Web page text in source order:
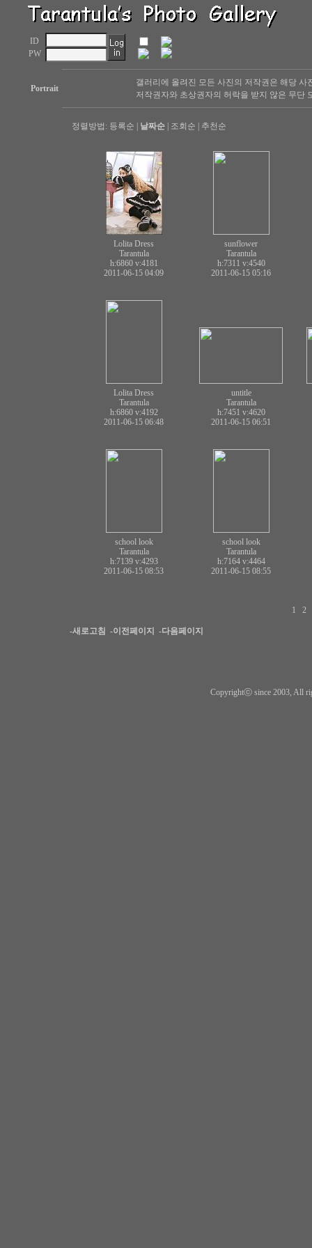
ID
PW
Portrait
갤러리에 올려진 모든 사진의 저작권은 해당
저작권자와 초상권자의 허락을 받지 않은 무단
정렬방법: 등록순 날짜순 조회순 추천순
Lolita Dress
Tarantula
h:6860 v:4181
2011-06-15 04:09
sunflower
Tarantula
h:7311 v:4540
2011-06-15 05:16
Lolita Dress
Tarantula
h:6860 v:4192
2011-06-15 06:48
untitle
Tarantula
h:7451 v:4620
2011-06-15 06:51
school look
Tarantula
h:7139 v:4293
2011-06-15 08:53
school look
Tarantula
h:7164 v:4464
2011-06-15 08:55
1 2
-새로고침 -이전페이지 -다음페이지
Copyrightⓒ since 2003, All